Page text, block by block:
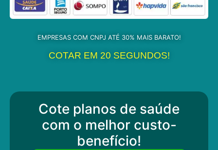
EMPRESAS COM CNPJ ATÉ 30% MAIS BARATO!
COTAR EM 20 SEGUNDOS!
Cote planos de saúde
com o melhor custo-
benefício!